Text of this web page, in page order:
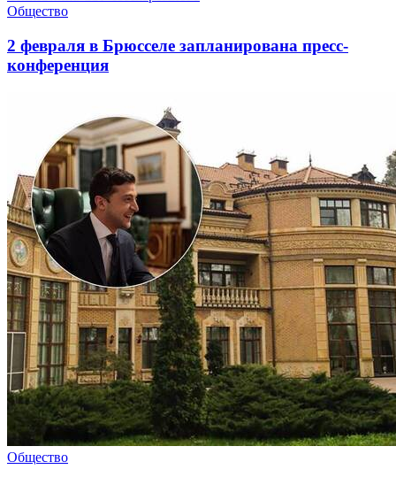
Общество
2 февраля в Брюсселе запланирована пресс-
конференция
Общество